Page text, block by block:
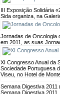
III Exposição Solidária
Sida organiza, na
Jornadas de Oncologia
em 2011, as suas
XI Congresso Anual da
Sociedade Portuguesa
Viseu, no Hotel de
Semana Digestiva 2011
Semana Digestiva